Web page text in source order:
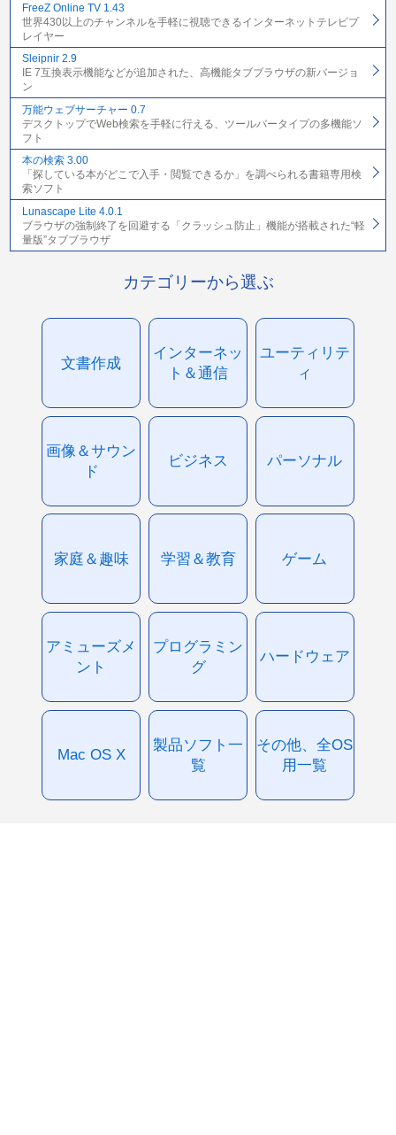
FreeZ Online TV 1.43
世界430以上のチャンネルを手軽に視聴できるインターネットテレビプ
レイヤー
Sleipnir 2.9
IE 7互換表示機能などが追加された、高機能タブブラウザの新バージョ
ン
万能ウェブサーチャー 0.7
デスクトップでWeb検索を手軽に行える、ツールバータイプの多機能ソ
フト
本の検索 3.00
「探している本がどこで入手・閲覧できるか」を調べられる書籍専用検
索ソフト
Lunascape Lite 4.0.1
ブラウザの強制終了を回避する「クラッシュ防止」機能が搭載された“軽
量版”タブブラウザ
カテゴリーから選ぶ
文書作成
インターネッ
ト＆通信
ユーティリテ
ィ
画像＆サウン
ド
ビジネス パーソナル
家庭＆趣味 学習＆教育 ゲーム
アミューズメ
ント
プログラミン
グ
ハードウェア
Mac OS X
製品ソフト一
覧
その他、全OS
用一覧